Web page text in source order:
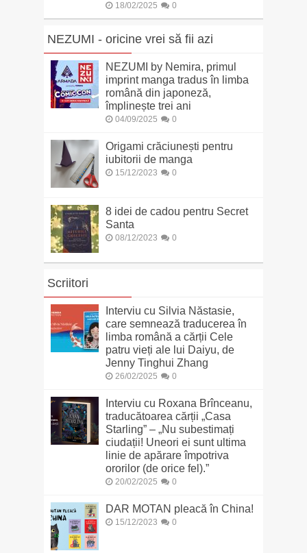
18/02/2025 0
NEZUMI - oricine vrei să fii azi
NEZUMI by Nemira, primul
imprint manga tradus în limba
română din japoneză,
împlinește trei ani
04/09/2025 0
Origami crăciunești pentru
iubitorii de manga
15/12/2023 0
8 idei de cadou pentru Secret
Santa
08/12/2023 0
Scriitori
Interviu cu Silvia Năstasie,
care semnează traducerea în
limba română a cărții Cele
patru vieți ale lui Daiyu, de
Jenny Tinghui Zhang
26/02/2025 0
Interviu cu Roxana Brînceanu,
traducătoarea cărții „Casa
Starling” – „Nu subestimați
ciudații! Uneori ei sunt ultima
linie de apărare împotriva
ororilor (de orice fel).”
20/02/2025 0
DAR MOTAN pleacă în China!
15/12/2023 0